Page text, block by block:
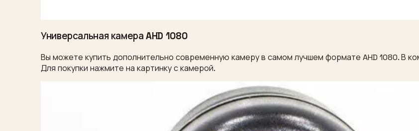
Универсальная камера AHD 1080
Вы можете купить дополнительно современную камеру в самом лучшем формате AHD 1080. В
Для покупки нажмите на картинку с камерой.